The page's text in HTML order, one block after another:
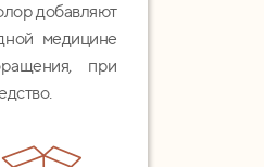
добавляют
медицине
при